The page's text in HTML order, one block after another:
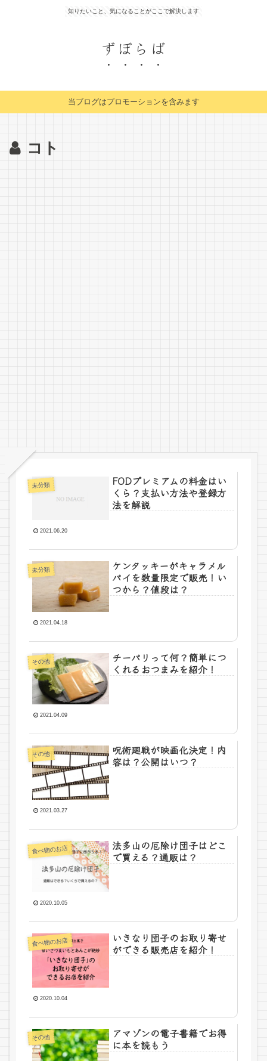
知りたいこと、気になることがここで解決します
ずぼらば
当ブログはプロモーションを含みます
コト
未分類
FODプレミアムの料金はい
くら？支払い方法や登録方
法を解説
2021.06.20
未分類
ケンタッキーがキャラメル
パイを数量限定で販売！い
つから？値段は？
2021.04.18
その他
チーパリって何？簡単につ
くれるおつまみを紹介！
2021.04.09
その他
呪術廻戦が映画化決定！内
容は？公開はいつ？
2021.03.27
食べ物のお店
法多山の厄除け団子はどこ
で買える？通販は？
2020.10.05
食べ物のお店
いきなり団子のお取り寄せ
ができる販売店を紹介！
2020.10.04
その他
アマゾンの電子書籍でお得
に本を読もう